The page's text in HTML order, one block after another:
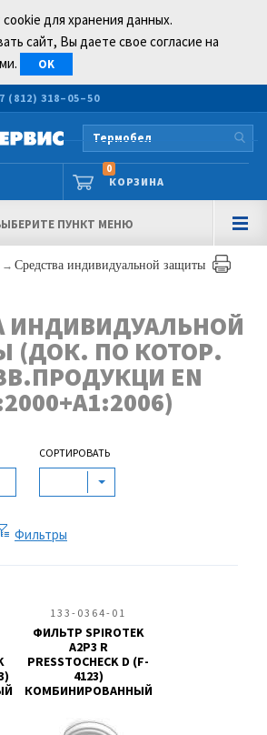
для хранения данных.
сайт, Вы даете свое согласие на
OK
(812) 318–05–50
КОРЗИНА
0
ПУНКТ МЕНЮ
→ Средства индивидуальной защиты
ИНДИВИДУАЛЬНОЙ
(ДОК. ПО КОТОР.
EN
СОРТИРОВАТЬ
Фильтры
133-0364-01
ФИЛЬТР SPIROTEK
A2P3 R
PRESSTOCHECK D (F-
4123)
КОМБИНИРОВАННЫЙ